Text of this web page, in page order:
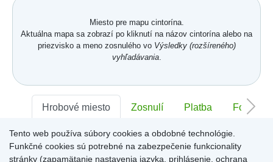
text nad memoartami, alebo cez ikonu
Miesto pre mapu cintorína.
Aktuálna mapa sa zobrazí po kliknutí na názov cintorína alebo na
priezvisko a meno zosnulého vo Výsledky (rozšíreného)
vyhľadávania.
Hrobové miesto Zosnulí Platba Foto
Sektor:- Rad:- Číslo:-
Tento web používa súbory cookies a obdobné technológie.
Funkčné cookies sú potrebné na zabezpečenie funkcionality
stránky (zapamätanie nastavenia jazyka, prihlásenie, ochrana